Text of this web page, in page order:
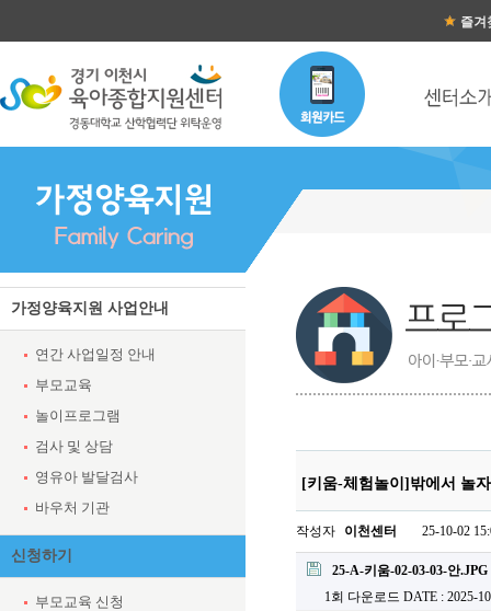
즐겨
가정양육지원 사업안내
연간 사업일정 안내
부모교육
놀이프로그램
검사 및 상담
영유아 발달검사
바우처 기관
신청하기
부모교육 신청
[키움-체험놀이]밖에서 놀자
작성자 이천센터
25-10-02
첨부파일
25-A-키움-02-03-03-안.JPG
1회 다운로드 DATE : 2025-